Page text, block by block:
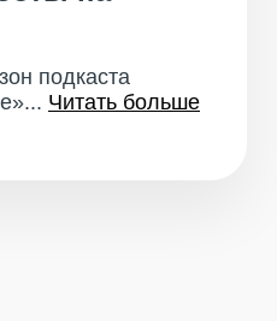
подкаста
Читать больше